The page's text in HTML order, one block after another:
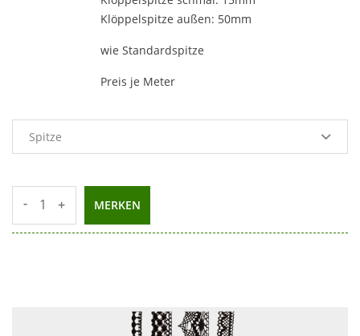
Klöppelspitze außen: 50mm
wie Standardspitze
Preis je Meter
- + MERKEN